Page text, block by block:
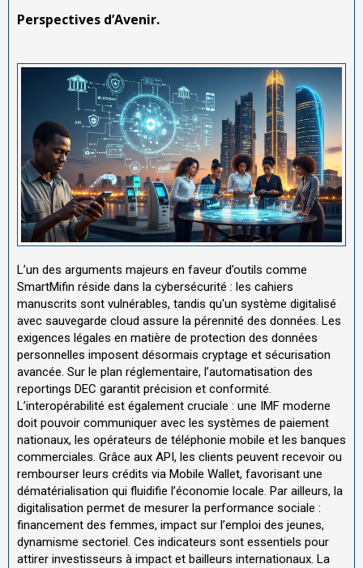
Perspectives d’Avenir.
L’un des arguments majeurs en faveur d’outils comme
SmartMifin réside dans la cybersécurité : les cahiers
manuscrits sont vulnérables, tandis qu'un système digitalisé
avec sauvegarde cloud assure la pérennité des données. Les
exigences légales en matière de protection des données
personnelles imposent désormais cryptage et sécurisation
avancée. Sur le plan réglementaire, l’automatisation des
reportings DEC garantit précision et conformité.
L’interopérabilité est également cruciale : une IMF moderne
doit pouvoir communiquer avec les systèmes de paiement
nationaux, les opérateurs de téléphonie mobile et les banques
commerciales. Grâce aux API, les clients peuvent recevoir ou
rembourser leurs crédits via Mobile Wallet, favorisant une
dématérialisation qui fluidifie l’économie locale. Par ailleurs, la
digitalisation permet de mesurer la performance sociale :
financement des femmes, impact sur l’emploi des jeunes,
dynamisme sectoriel. Ces indicateurs sont essentiels pour
attirer investisseurs à impact et bailleurs internationaux. La